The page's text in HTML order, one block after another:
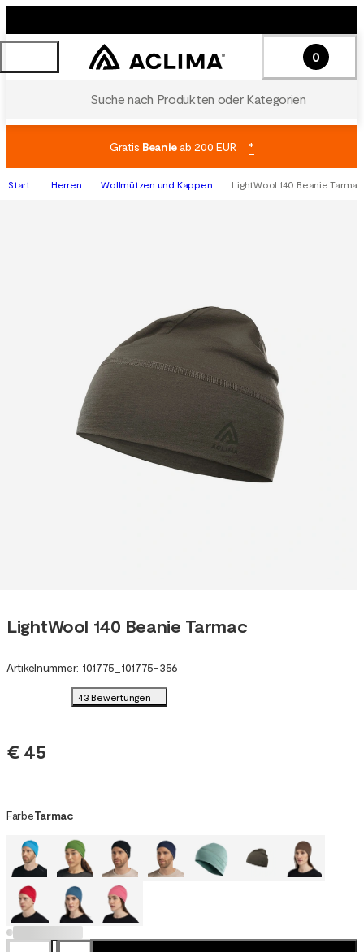
Suche nach Produkten oder Kategorien
0
Gratis Beanieab 200 EUR *
Start Herren Wollmützen und Kappen LightWool 140 Beanie Tarmac
LightWool 140 Beanie Tarmac
Artikelnummer: 101775 101775-356
43 Bewertungen
€ 45
FarbeTarmac